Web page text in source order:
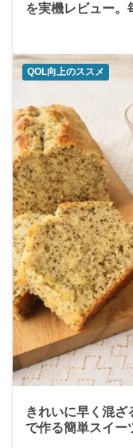
を実機レビュー。
QOL向上のススメ
きれいに早く混ざ
で作る簡単スイー